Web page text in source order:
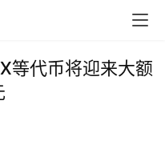
等代币将迎来大额